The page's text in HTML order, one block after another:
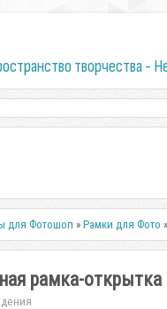
творчества -
для Фотошоп »Рамки для Фото
рамка-